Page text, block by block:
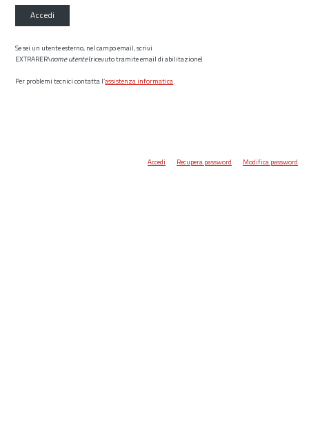
Accedi
Se sei un utente esterno, nel campo email, scrivi
EXTRARER\nome utente(ricevuto tramite email di abilitazione)
Per problemi tecnici contatta l’assistenza informatica.
Accedi Recupera password Modifica password